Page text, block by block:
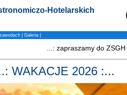
Hotelarskich
Galeria
WAKACJE 2026 :...